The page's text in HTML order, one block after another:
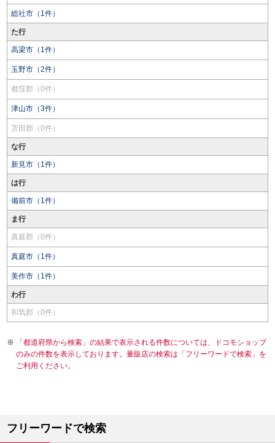
総社市（1件）
た行
高梁市（1件）
玉野市（2件）
都窪郡（0件）
津山市（3件）
苫田郡（0件）
な行
新見市（1件）
は行
備前市（1件）
ま行
真庭郡（0件）
真庭市（1件）
美作市（1件）
わ行
和気郡（0件）
「都道府県から検索」の結果で表示される件数については、ドコモショップ
のみの件数を表示しております。量販店の検索は「フリーワードで検索」を
ご利用ください。
フリーワードで検索